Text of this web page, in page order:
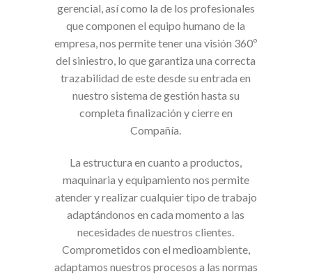
gerencial, así como la de los profesionales
que componen el equipo humano de la
empresa, nos permite tener una visión 360º
del siniestro, lo que garantiza una correcta
trazabilidad de este desde su entrada en
nuestro sistema de gestión hasta su
completa finalización y cierre en
Compañía.
La estructura en cuanto a productos,
maquinaria y equipamiento nos permite
atender y realizar cualquier tipo de trabajo
adaptándonos en cada momento a las
necesidades de nuestros clientes.
Comprometidos con el medioambiente,
adaptamos nuestros procesos a las normas